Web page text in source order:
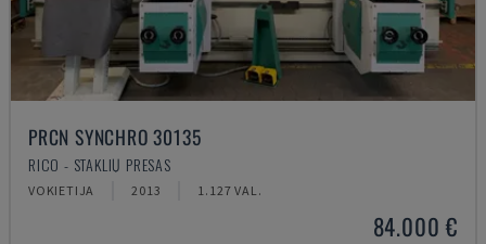
PRCN SYNCHRO 30135
RICO - STAKLIŲ PRESAS
VOKIETIJA 2013 1.127 VAL.
84.000 €